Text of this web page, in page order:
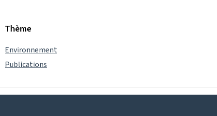
Thème
Environnement
Publications